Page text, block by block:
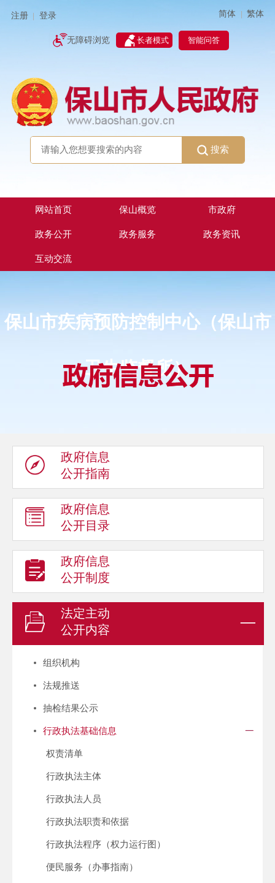
注册 登录 简体 | 繁体
无障碍浏览 长者模式 智能问答
搜索
网站首页 保山概览 市政府
政务公开 政务服务 政务资讯
互动交流
保山市疾病预防控制中心（保山市
卫生监督所）
政府信息
公开指南
政府信息
公开目录
政府信息
公开制度
法定主动
公开内容
组织机构
法规推送
抽检结果公示
行政执法基础信息
权责清单
行政执法主体
行政执法人员
行政执法职责和依据
行政执法程序（权力运行图）
便民服务（办事指南）